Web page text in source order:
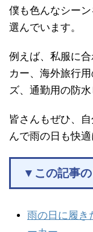
僕も色んなシー
選んでいます。
例えば、私服に
カー、海外旅行
ズ、通勤用の防
皆さんもぜひ、
んで雨の日も快適
▼この記事
雨の日に履き